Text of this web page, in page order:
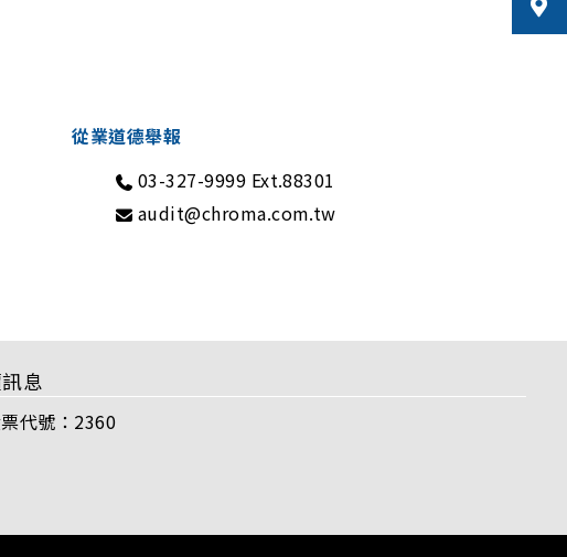
從業道德舉報
03-327-9999 Ext.88301
audit@chroma.com.tw
息
代號：2360